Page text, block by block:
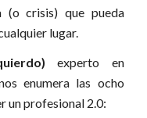
(o crisis) que pueda
lugar.
experto en
enumera las ocho
un profesional 2.0: